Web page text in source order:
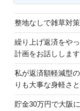
整地なしで雑草対
繰り上げ返済をや
計画をお話しします
私が返済額軽減型
りも大事な身軽さ
貯金30万円で大阪